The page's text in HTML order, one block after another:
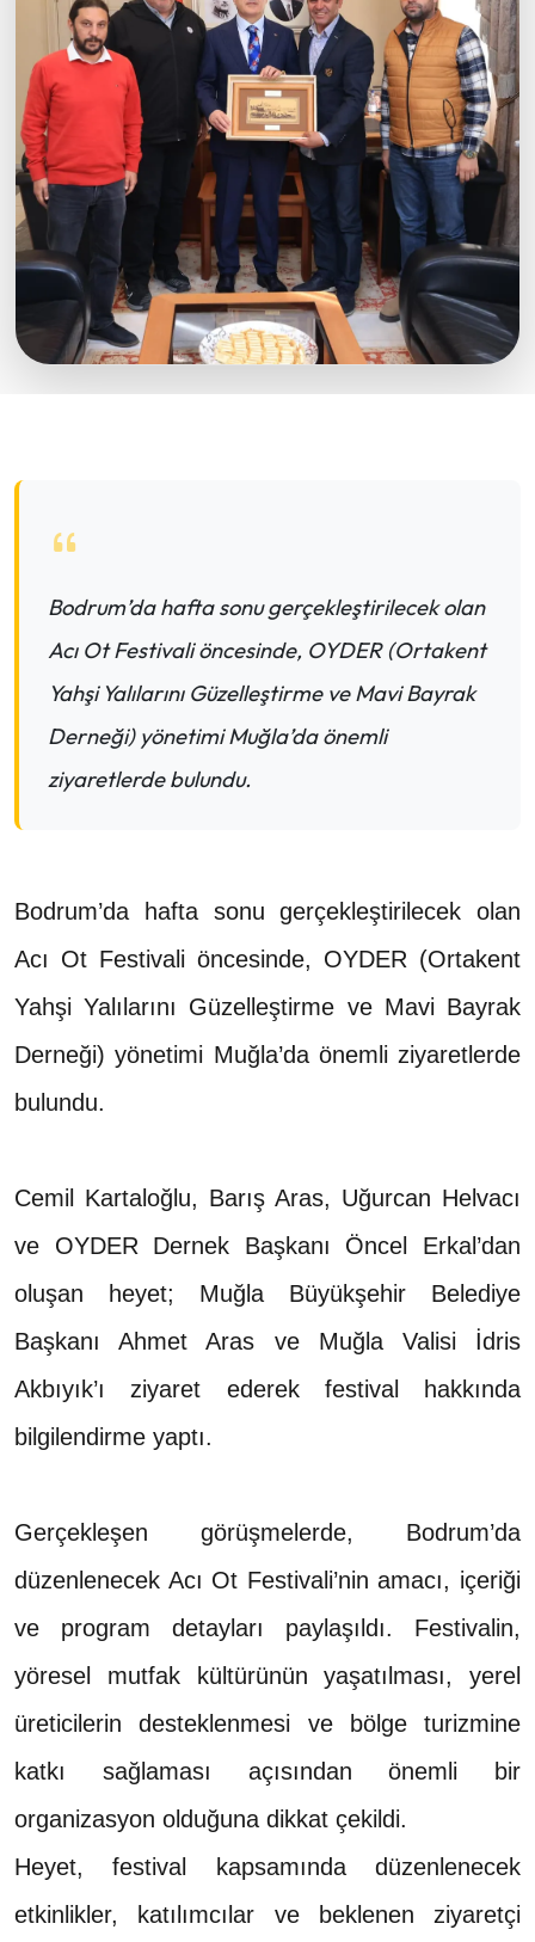
Bodrum’da hafta sonu gerçekleştirilecek olan
Acı Ot Festivali öncesinde, OYDER (Ortakent
Yahşi Yalılarını Güzelleştirme ve Mavi Bayrak
Derneği) yönetimi Muğla’da önemli
ziyaretlerde bulundu.
Bodrum’da hafta sonu gerçekleştirilecek olan
Acı Ot Festivali öncesinde, OYDER (Ortakent
Yahşi Yalılarını Güzelleştirme ve Mavi Bayrak
Derneği) yönetimi Muğla’da önemli ziyaretlerde
bulundu.
Cemil Kartaloğlu, Barış Aras, Uğurcan Helvacı
ve OYDER Dernek Başkanı Öncel Erkal’dan
oluşan heyet; Muğla Büyükşehir Belediye
Başkanı Ahmet Aras ve Muğla Valisi İdris
Akbıyık’ı ziyaret ederek festival hakkında
bilgilendirme yaptı.
Gerçekleşen görüşmelerde, Bodrum’da
düzenlenecek Acı Ot Festivali’nin amacı, içeriği
ve program detayları paylaşıldı. Festivalin,
yöresel mutfak kültürünün yaşatılması, yerel
üreticilerin desteklenmesi ve bölge turizmine
katkı sağlaması açısından önemli bir
organizasyon olduğuna dikkat çekildi.
Heyet, festival kapsamında düzenlenecek
etkinlikler, katılımcılar ve beklenen ziyaretçi